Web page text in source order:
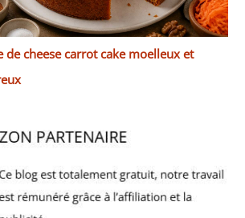
de cheese carrot cake moelleux et